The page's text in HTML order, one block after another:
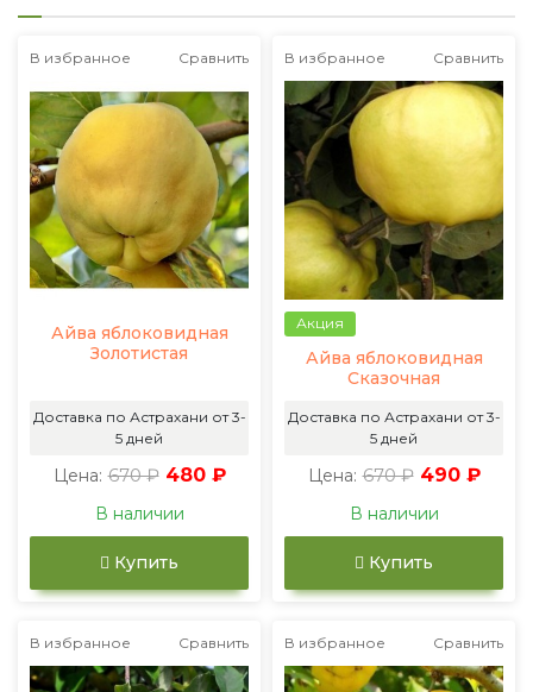
В избранное Сравнить
Айва яблоковидная
Золотистая
Доставка по Астрахани от 3-
5 дней
Цена: 670 ₽ 480 ₽
В наличии
Купить
В избранное Сравнить
Акция
Айва яблоковидная
Сказочная
Доставка по Астрахани от 3-
5 дней
Цена: 670 ₽ 490 ₽
В наличии
Купить
В избранное Сравнить В избранное Сравнить